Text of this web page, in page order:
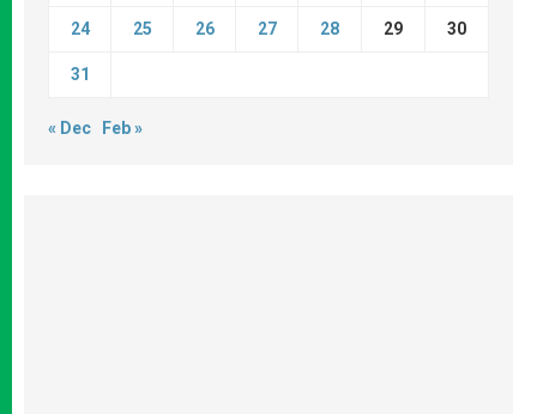
24 25 26 27 28 29 30
31
« Dec Feb »